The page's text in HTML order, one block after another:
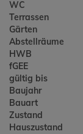
WC
Terrassen
Gärten
Abstellräume
HWB
fGEE
gültig bis
Baujahr
Bauart
Zustand
Hauszustand